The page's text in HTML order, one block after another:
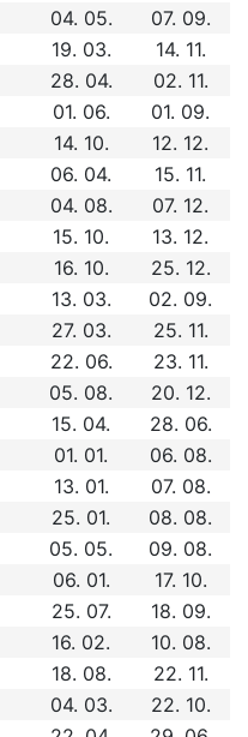
04. 05.
07. 09.
19. 03.
14. 11.
28. 04.
02. 11.
01. 06.
01. 09.
14. 10.
12. 12.
06. 04.
15. 11.
04. 08.
07. 12.
15. 10.
13. 12.
16. 10.
25. 12.
13. 03.
02. 09.
27. 03.
25. 11.
22. 06.
23. 11.
05. 08.
20. 12.
15. 04.
28. 06.
01. 01.
06. 08.
13. 01.
07. 08.
25. 01.
08. 08.
05. 05.
09. 08.
06. 01.
17. 10.
25. 07.
18. 09.
16. 02.
10. 08.
18. 08.
22. 11.
04. 03.
22. 10.